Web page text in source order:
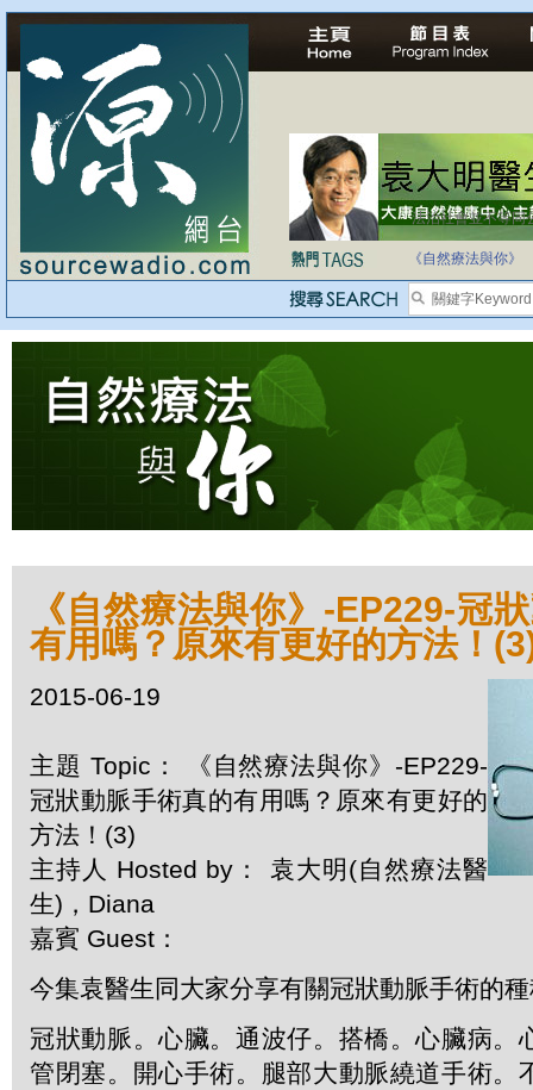
法治社會並不等同
《自然療法與你》
《自然療法與你》-EP229-冠
有用嗎？原來有更好的方法！
2015-06-19
主題 Topic： 《自然療法與你》-EP229-
冠狀動脈手術真的有用嗎？原來有更好的
方法！(3)
主持人 Hosted by： 袁大明(自然療法醫
生)，Diana
嘉賓 Guest：
今集袁醫生同大家分享有關冠狀動脈手術的
冠狀動脈。心臟。通波仔。搭橋。心臟病。
管閉塞。開心手術。腿部大動脈繞道手術。